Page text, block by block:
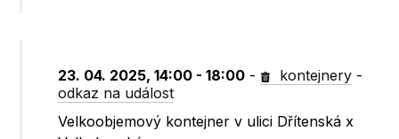
23. 04. 2025, 14:00 - 18:00 - kontejnery -
odkaz na událost
Velkoobjemový kontejner v ulici Dřítenská x